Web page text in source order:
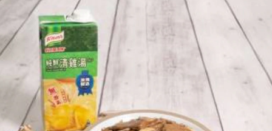
食譜靈感
料理食材
料理方式
季節節慶
家樂牌產品
家樂牌純鮮雞粉
家樂牌雞粉
家樂牌鮮菇粉
主頁
甚麼是愛環境食材
愛環境食材名單